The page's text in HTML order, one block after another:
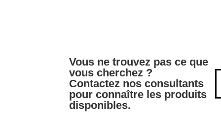
Vous ne trouvez pas ce que
vous cherchez ?
Contactez nos consultants
pour connaître les produits
disponibles.